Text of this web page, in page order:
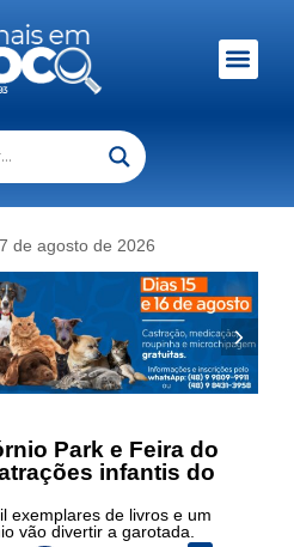
de agosto de 2026
Park e Feira do
infantis do
exemplares de livros e um
vão divertir a garotada.